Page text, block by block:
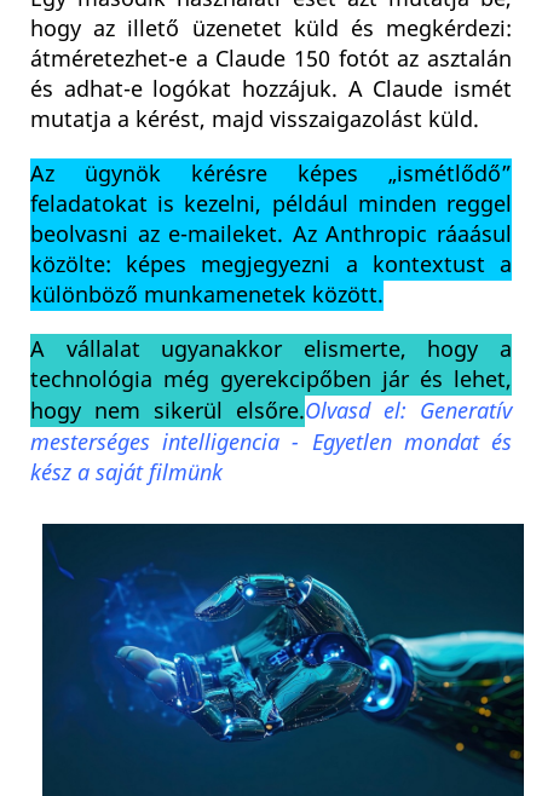
hogy az illető üzenetet küld és megkérdezi:
átméretezhet-e a Claude 150 fotót az asztalán
és adhat-e logókat hozzájuk. A Claude ismét
mutatja a kérést, majd visszaigazolást küld.
Az ügynök kérésre képes „ismétlődő”
feladatokat is kezelni, például minden reggel
beolvasni az e-maileket. Az Anthropic ráaásul
közölte: képes megjegyezni a kontextust a
különböző munkamenetek között.
A vállalat ugyanakkor elismerte, hogy a
technológia még gyerekcipőben jár és lehet,
hogy nem sikerül elsőre.Olvasd el: Generatív
mesterséges intelligencia - Egyetlen mondat és
kész a saját filmünk